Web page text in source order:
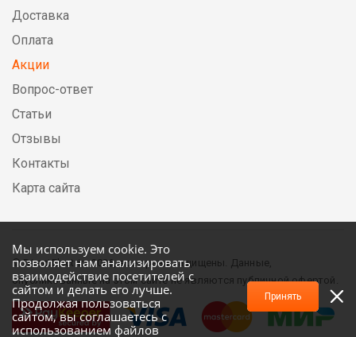
Мы используем cookie. Это
позволяет нам анализировать
взаимодействие посетителей с
сайтом и делать его лучше.
Продолжая пользоваться
сайтом, вы соглашаетесь с
использованием файлов
Принять
Доставка
Оплата
Акции
Вопрос-ответ
Статьи
Отзывы
Контакты
Карта сайта
© DirectElectric, 2026, все права защищены. Данные,
опубликованные на этом сайте не являются публичной офертой.